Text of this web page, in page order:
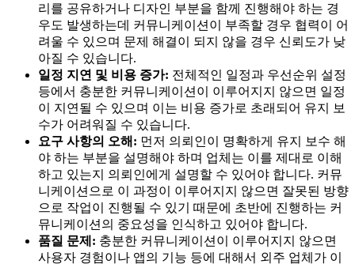
리를 공유하거나 디자인 부분을 함께 진행해야 하는 경
우도 발생하는데 커뮤니케이션이 부족할 경우 협력이 어
려울 수 있으며 문제 해결이 되지 않을 경우 신뢰도가 낮
아질 수 있습니다.
일정 지연 및 비용 증가: 전체적인 일정과 우선순위 설정
등에서 충분한 커뮤니케이션이 이루어지지 않으면 일정
이 지연될 수 있으며 이는 비용 증가로 초래되어 유지 보
수가 어려워질 수 있습니다.
요구 사항의 오해: 먼저 의뢰인이 명확하게 유지 보수 해
야 하는 부분을 설명해야 하며 업체는 이를 제대로 이해
하고 있는지 의뢰인에게 설명할 수 있어야 합니다. 커뮤
니케이션으로 이 과정이 이루어지지 않으면 잘못된 방향
으로 작업이 진행될 수 있기 때문에 초반에 진행하는 커
뮤니케이션의 중요성을 인식하고 있어야 합니다.
품질 문제: 충분한 커뮤니케이션이 이루어지지 않으면
사용자 경험이나 앱의 기능 등에 대해서 외주 업체가 이